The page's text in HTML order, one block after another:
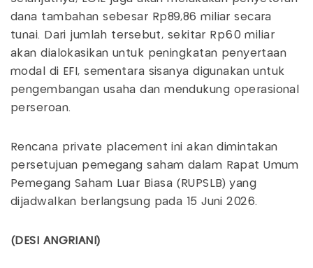
dana tambahan sebesar Rp89,86 miliar secara
tunai. Dari jumlah tersebut, sekitar Rp60 miliar
akan dialokasikan untuk peningkatan penyertaan
modal di EFI, sementara sisanya digunakan untuk
pengembangan usaha dan mendukung operasional
perseroan.
Rencana private placement ini akan dimintakan
persetujuan pemegang saham dalam Rapat Umum
Pemegang Saham Luar Biasa (RUPSLB) yang
dijadwalkan berlangsung pada 15 Juni 2026.
(DESI ANGRIANI)